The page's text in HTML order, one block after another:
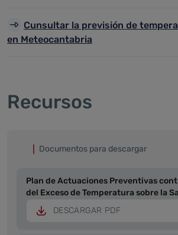
Cunsultar la previsión de
en Meteocantabria
Recursos
Documentos para descargar
Plan de Actuaciones Preventivas
del Exceso de Temperatura sobre la
DESCARGAR PDF